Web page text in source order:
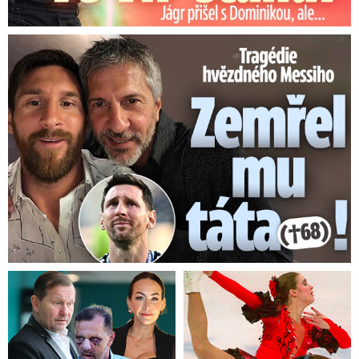
kandidovat v podzimních volbách.Trvá ovšem
na tom, že výpovědi žen jsou lživé. Případem se
zabývá policie,aktuálně zjišťuje, zda došlo ke
spáchání trestného činu.
Tragédie hvězdného Messiho: Zemřel mu táta (†68)!